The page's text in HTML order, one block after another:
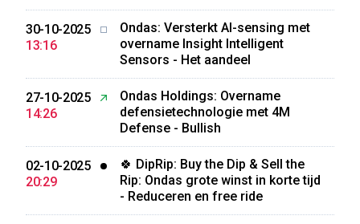
30-10-2025
13:16
Ondas: Versterkt AI-sensing met
overname Insight Intelligent
Sensors - Het aandeel
27-10-2025
14:26
Ondas Holdings: Overname
defensietechnologie met 4M
Defense - Bullish
02-10-2025
20:29
🍀 DipRip: Buy the Dip & Sell the
Rip: Ondas grote winst in korte tijd
- Reduceren en free ride